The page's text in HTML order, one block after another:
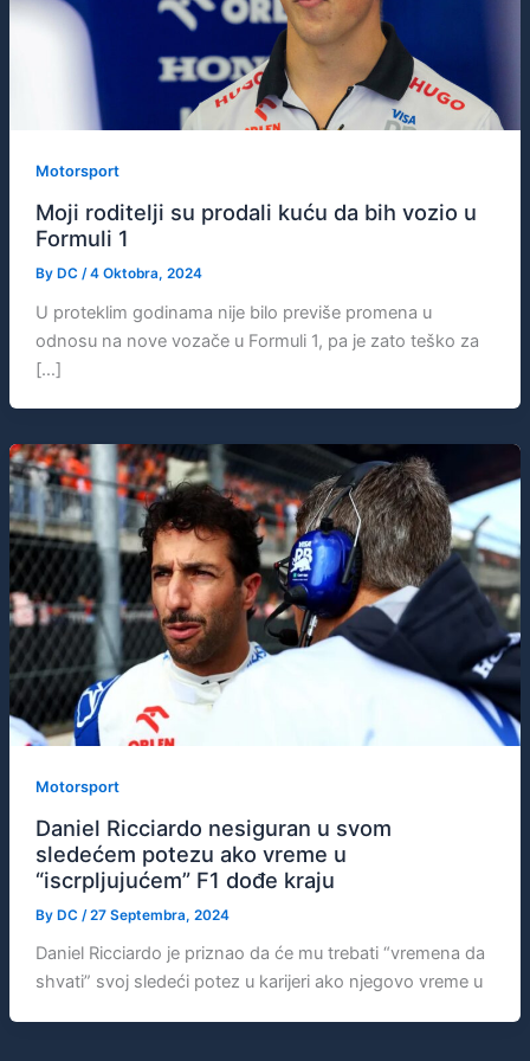
Motorsport
Moji roditelji su prodali kuću da bih vozio u
Formuli 1
By DC /4 Oktobra, 2024
U proteklim godinama nije bilo previše promena u
odnosu na nove vozače u Formuli 1, pa je zato teško za
[…]
Motorsport
Daniel Ricciardo nesiguran u svom
sledećem potezu ako vreme u
“iscrpljujućem” F1 dođe kraju
By DC /27 Septembra, 2024
Daniel Ricciardo je priznao da će mu trebati “vremena da
shvati” svoj sledeći potez u karijeri ako njegovo vreme u